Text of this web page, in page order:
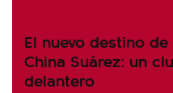
El nuevo destino
China Suárez: un
delantero